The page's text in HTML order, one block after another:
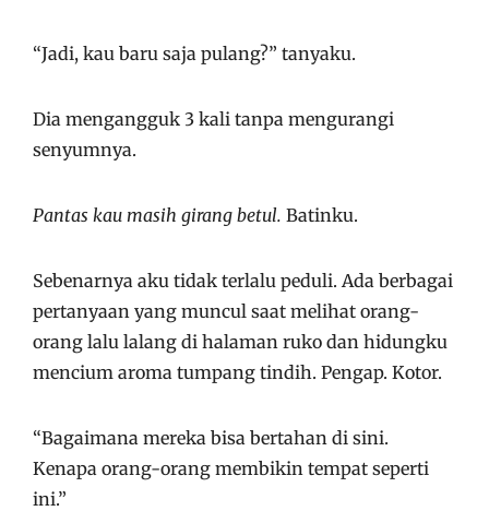
“Jadi, kau baru saja pulang?” tanyaku.
Dia mengangguk 3 kali tanpa mengurangi
senyumnya.
Pantas kau masih girang betul. Batinku.
Sebenarnya aku tidak terlalu peduli. Ada berbagai
pertanyaan yang muncul saat melihat orang-
orang lalu lalang di halaman ruko dan hidungku
mencium aroma tumpang tindih. Pengap. Kotor.
“Bagaimana mereka bisa bertahan di sini.
Kenapa orang-orang membikin tempat seperti
ini.”